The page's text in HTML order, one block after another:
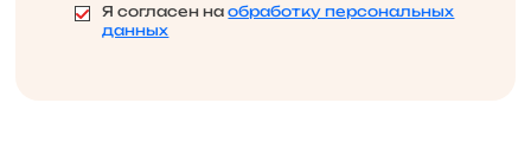
Я согласен наобработку персональных
данных